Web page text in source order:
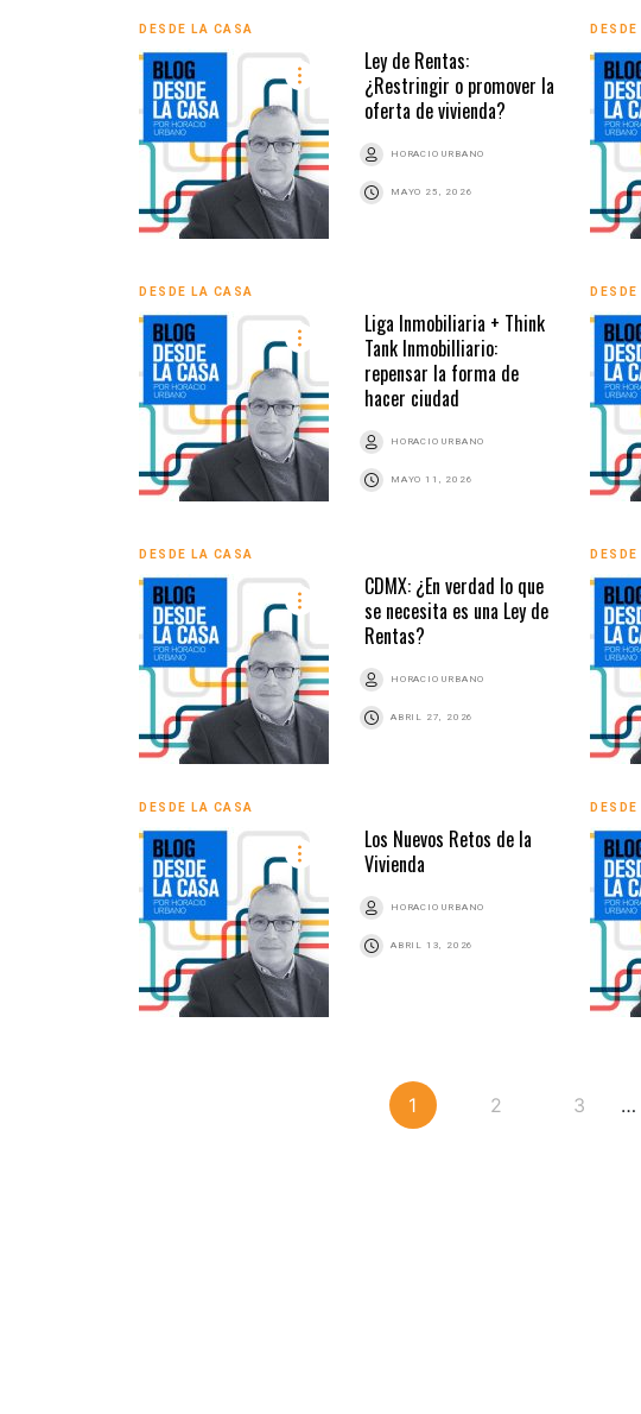
DESDE LA CASA
Ley de Rentas:
¿Restringir o promover la
oferta de vivienda?
HORACIO URBANO
MAYO 25, 2026
DESDE LA CASA
Liga Inmobiliaria + Think
Tank Inmobilliario:
repensar la forma de
hacer ciudad
HORACIO URBANO
MAYO 11, 2026
DESDE LA CASA
CDMX: ¿En verdad lo que
se necesita es una Ley de
Rentas?
HORACIO URBANO
ABRIL 27, 2026
DESDE LA CASA
Los Nuevos Retos de la
Vivienda
HORACIO URBANO
ABRIL 13, 2026
1 2 3 …